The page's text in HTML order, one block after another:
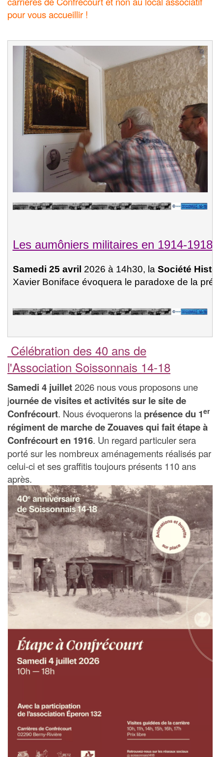
pour vous accueillir !
Les aumôniers militaires en 1914-1918
Samedi 25 avril 2026 à 14h30, la Société
Xavier Boniface évoquera le paradoxe de la
Célébration des 40 ans de
l'Association Soissonnais 14-18
Samedi 4 juillet2026 nous vous proposons une
journée de visites et activités sur le site de
Confrécourt. Nous évoquerons la présence du 1er
régiment de marche de Zouaves qui fait étape à
Confrécourt en 1916. Un regard particuler sera
porté sur les nombreux aménagements réalisés par
celui-ci et ses graffitis toujours présents 110 ans
après.